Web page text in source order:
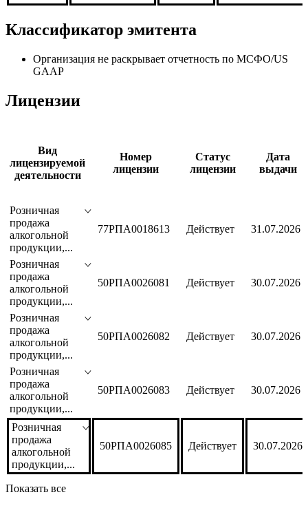
Классификатор эмитента
Организация не раскрывает отчетность по МСФО/US
GAAP
Лицензии
Вид
лицензируемой
деятельности
Номер
лицензии
Статус
лицензии
Дата
выдачи
Розничная
продажа
алкогольной
продукции,...
77РПА0018613 Действует 31.07.2026
Розничная
продажа
алкогольной
продукции,...
50РПА0026081 Действует 30.07.2026
Розничная
продажа
алкогольной
продукции,...
50РПА0026082 Действует 30.07.2026
Розничная
продажа
алкогольной
продукции,...
50РПА0026083 Действует 30.07.2026
Розничная
продажа
алкогольной
продукции,...
50РПА0026085 Действует 30.07.2026
Показать все